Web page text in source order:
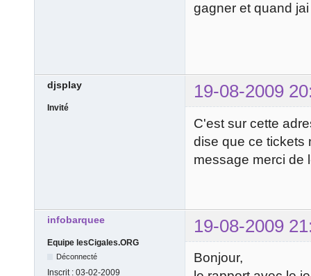
gagner et quand
djsplay 19-08-2009
Invité
C'est sur cette
dise que ce tickets
message merci de
infobarquee 19-08-2009
Equipe lesCigales.ORG
Déconnecté
Inscrit : 03-02-2009
Bonjour,